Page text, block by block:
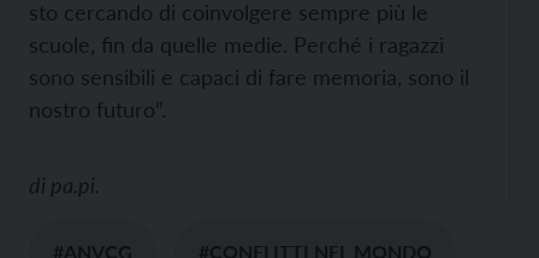
sto cercando di coinvolgere sempre più le
scuole, fin da quelle medie. Perché i ragazzi
sono sensibili e capaci di fare memoria, sono il
nostro futuro”.
di pa.pi.
#ANVCG #CONFLITTI NEL MONDO